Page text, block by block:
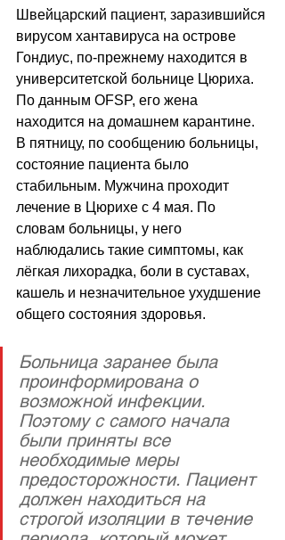
Швейцарский пациент, заразившийся
вирусом хантавируса на острове
Гондиус, по-прежнему находится в
университетской больнице Цюриха.
По данным OFSP, его жена
находится на домашнем карантине.
В пятницу, по сообщению больницы,
состояние пациента было
стабильным. Мужчина проходит
лечение в Цюрихе с 4 мая. По
словам больницы, у него
наблюдались такие симптомы, как
лёгкая лихорадка, боли в суставах,
кашель и незначительное ухудшение
общего состояния здоровья.
Больница заранее была
проинформирована о
возможной инфекции.
Поэтому с самого начала
были приняты все
необходимые меры
предосторожности. Пациент
должен находиться на
строгой изоляции в течение